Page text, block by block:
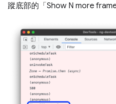
蹤底部的「Show N more